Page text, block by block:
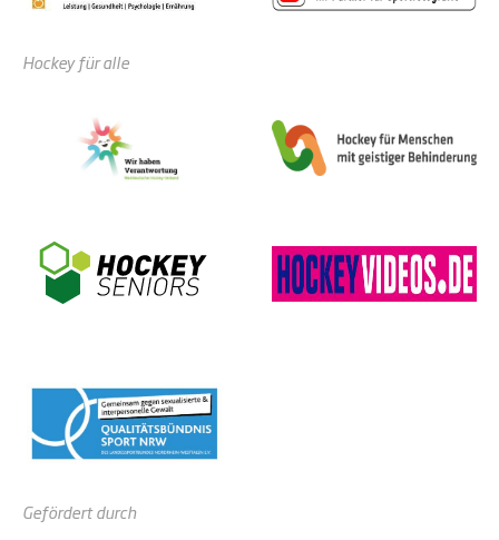
Hockey für alle
Gefördert durch